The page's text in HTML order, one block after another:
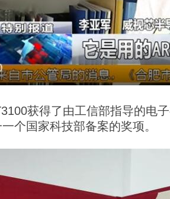
获得了由工信部指导的电
个国家科技部备案的奖项。